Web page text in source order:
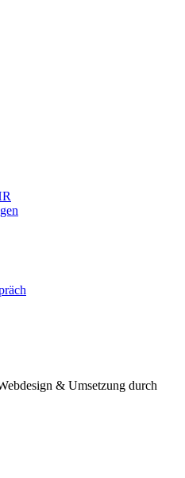
& Umsetzung durch